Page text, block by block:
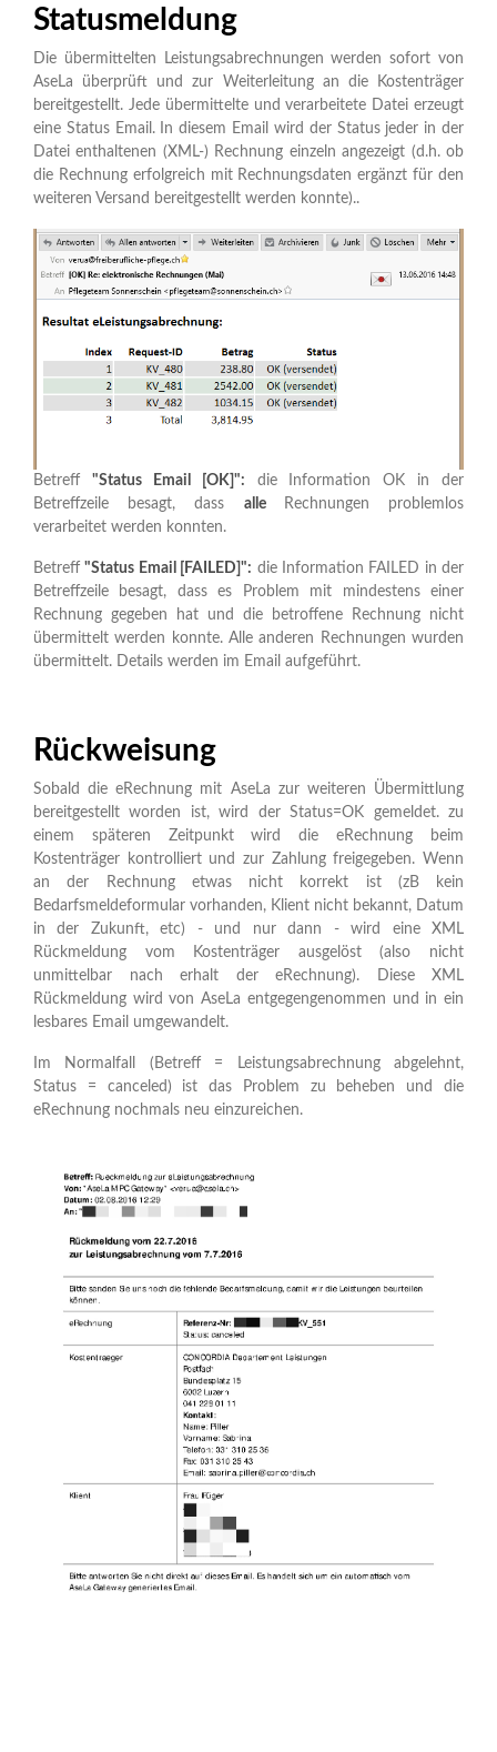
Statusmeldung
Die übermittelten Leistungsabrechnungen werden sofort von
AseLa überprüft und zur Weiterleitung an die Kostenträger
bereitgestellt. Jede übermittelte und verarbeitete Datei erzeugt
eine Status Email. In diesem Email wird der Status jeder in der
Datei enthaltenen (XML-) Rechnung einzeln angezeigt (d.h. ob
die Rechnung erfolgreich mit Rechnungsdaten ergänzt für den
weiteren Versand bereitgestellt werden konnte)..
Betreff "Status Email [OK]": die Information OK in der
Betreffzeile besagt, dass alle
Rechnungen problemlos
verarbeitet werden konnten.
Betreff"Status Email [FAILED]": die Information FAILED in der
Betreffzeile besagt, dass es Problem mit mindestens einer
Rechnung gegeben hat und die betroffene Rechnung nicht
übermittelt werden konnte. Alle anderen Rechnungen wurden
übermittelt. Details werden im Email aufgeführt.
Rückweisung
Sobald die eRechnung mit AseLa zur weiteren Übermittlung
bereitgestellt worden ist, wird der Status=OK gemeldet. zu
einem späteren Zeitpunkt wird die eRechnung beim
Kostenträger kontrolliert und zur Zahlung freigegeben. Wenn
an der Rechnung etwas nicht korrekt ist (zB kein
Bedarfsmeldeformular vorhanden, Klient nicht bekannt, Datum
in der Zukunft, etc) - und nur dann - wird eine XML
Rückmeldung vom Kostenträger ausgelöst (also nicht
unmittelbar nach erhalt der eRechnung). Diese XML
Rückmeldung wird von AseLa entgegengenommen und in ein
lesbares Email umgewandelt.
Im Normalfall (Betreff = Leistungsabrechnung abgelehnt,
Status = canceled) ist das Problem zu beheben und die
eRechnung nochmals neu einzureichen.